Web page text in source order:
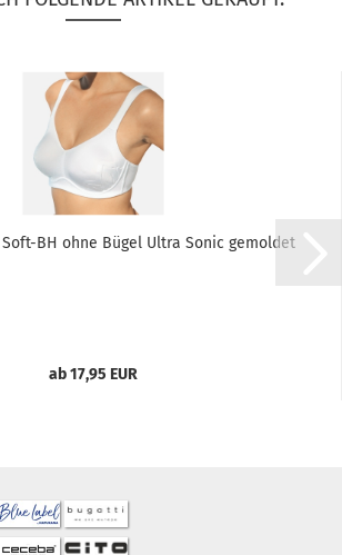
BH ohne Bügel Ultra Sonic gemoldet
ab 17,95 EUR